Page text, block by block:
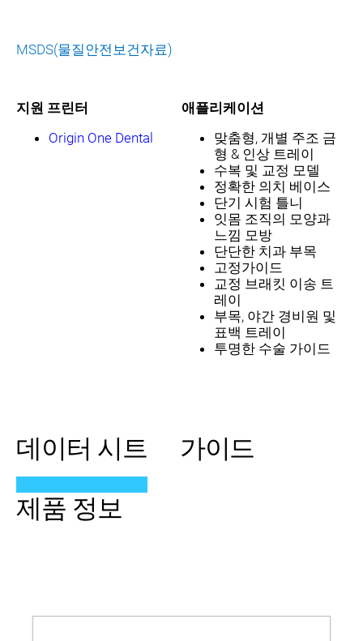
MSDS(물질안전보건자료)
지원 프린터
Origin One Dental
애플리케이션
맞춤형, 개별 주조 금
형 & 인상 트레이
수복 및 교정 모델
정확한 의치 베이스
단기 시험 틀니
잇몸 조직의 모양과
느낌 모방
단단한 치과 부목
고정가이드
교정 브래킷 이송 트
레이
부목, 야간 경비원 및
표백 트레이
투명한 수술 가이드
데이터 시트
가이드
제품 정보